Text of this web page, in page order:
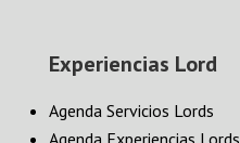
Experiencias Lord
Agenda Servicios Lords